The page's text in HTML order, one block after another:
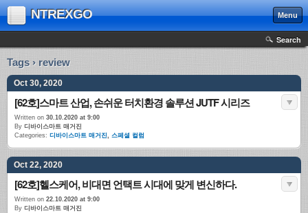
NTREXGO Menu
Search
Tags › review
Oct 30, 2020
[62호]스마트 산업, 손쉬운 터치환경 솔루션 JUTF 시리즈
Written on 30.10.2020 at 9:00
By 디바이스마트 매거진
Categories: 디바이스마트 매거진, 스페셜 컬럼
Oct 22, 2020
[62호]헬스케어, 비대면 언택트 시대에 맞게 변신하다.
Written on 22.10.2020 at 9:00
By 디바이스마트 매거진